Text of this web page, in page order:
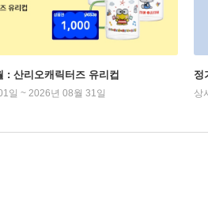
: 산리오캐릭터즈 유리컵
일 ~ 2026년 08월 31일
정
상